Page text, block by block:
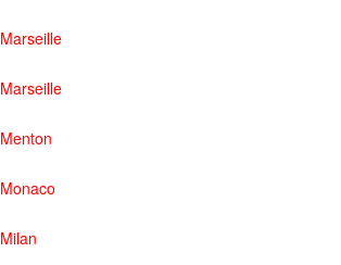
Marseille
Marseille
Menton
Monaco
Milan